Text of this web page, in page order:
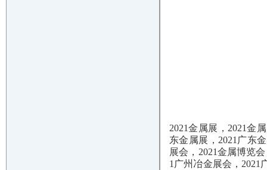
2021金属展，2021金
东金属展，2021广东
展会，2021金属博览
1广州冶金展会，2021